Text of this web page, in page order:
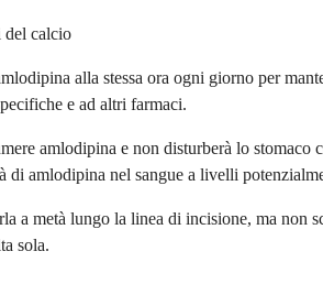
del calcio
alla stessa ora ogni giorno per
e ad altri farmaci.
amlodipina e non disturberà lo
di amlodipina nel sangue a livelli
a metà lungo la linea di incisione, ma non
sola.